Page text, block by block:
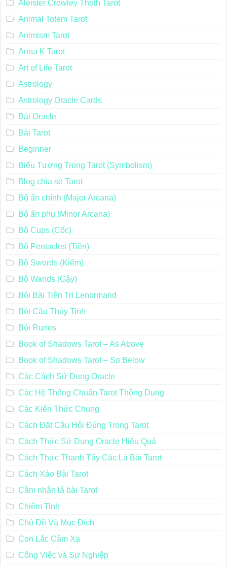
Aleister Crowley Thoth Tarot
Animal Totem Tarot
Animism Tarot
Anna K Tarot
Art of Life Tarot
Astrology
Astrology Oracle Cards
Bài Oracle
Bài Tarot
Beginner
Biểu Tượng Trong Tarot (Symbolism)
Blog chia sẻ Tarot
Bộ ẩn chính (Major Arcana)
Bộ ẩn phụ (Minor Arcana)
Bộ Cups (Cốc)
Bộ Pentacles (Tiền)
Bộ Swords (Kiếm)
Bộ Wands (Gậy)
Bói Bài Tiên Tri Lenormand
Bói Cầu Thủy Tinh
Bói Runes
Book of Shadows Tarot – As Above
Book of Shadows Tarot – So Below
Các Cách Sử Dụng Oracle
Các Hệ Thống Chuẩn Tarot Thông Dụng
Các Kiến Thức Chung
Cách Đặt Câu Hỏi Đúng Trong Tarot
Cách Thức Sử Dụng Oracle Hiệu Quả
Cách Thức Thanh Tẩy Các Lá Bài Tarot
Cách Xào Bài Tarot
Cảm nhận lá bài Tarot
Chiêm Tinh
Chủ Đề Và Mục Đích
Con Lắc Cảm Xạ
Công Việc và Sự Nghiệp